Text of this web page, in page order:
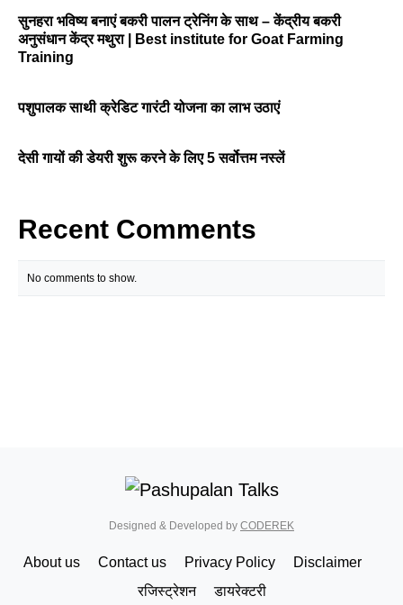
सुनहरा भविष्य बनाएं बकरी पालन ट्रेनिंग के साथ – केंद्रीय बकरी
अनुसंधान केंद्र मथुरा | Best institute for Goat Farming
Training
पशुपालक साथी क्रेडिट गारंटी योजना का लाभ उठाएं
देसी गायों की डेयरी शुरू करने के लिए 5 सर्वोत्तम नस्लें
Recent Comments
No comments to show.
Designed & Developed by CODEREK
About us Contact us Privacy Policy
Disclaimer
रजिस्ट्रेशन
डायरेक्टरी